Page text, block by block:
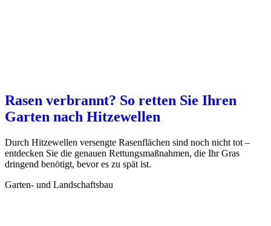
Rasen verbrannt? So retten Sie Ihren
Garten nach Hitzewellen
Durch Hitzewellen versengte Rasenflächen sind noch nicht tot –
entdecken Sie die genauen Rettungsmaßnahmen, die Ihr Gras
dringend benötigt, bevor es zu spät ist.
Garten- und Landschaftsbau